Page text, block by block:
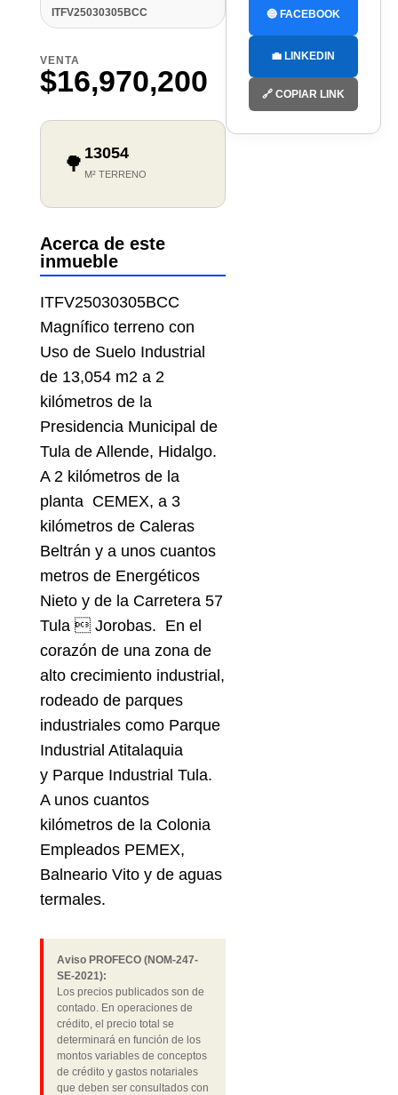
ITFV25030305BCC
VENTA
$16,970,200
🌳 13054
M² TERRENO
Acerca de este
inmueble
ITFV25030305BCC
Magnífico terreno con
Uso de Suelo Industrial
de 13,054 m2 a 2
kilómetros de la
Presidencia Municipal de
Tula de Allende, Hidalgo.
A 2 kilómetros de la
planta CEMEX, a 3
kilómetros de Caleras
Beltrán y a unos cuantos
metros de Energéticos
Nieto y de la Carretera 57
Tula  Jorobas. En el
corazón de una zona de
alto crecimiento industrial,
rodeado de parques
industriales como Parque
Industrial Atitalaquia
y Parque Industrial Tula.
A unos cuantos
kilómetros de la Colonia
Empleados PEMEX,
Balneario Vito y de aguas
termales.
Aviso PROFECO (NOM-247-
SE-2021):
Los precios publicados son de
contado. En operaciones de
crédito, el precio total se
determinará en función de los
montos variables de conceptos
de crédito y gastos notariales
que deben ser consultados con
🔵 FACEBOOK
💼 LINKEDIN
🔗 COPIAR LINK